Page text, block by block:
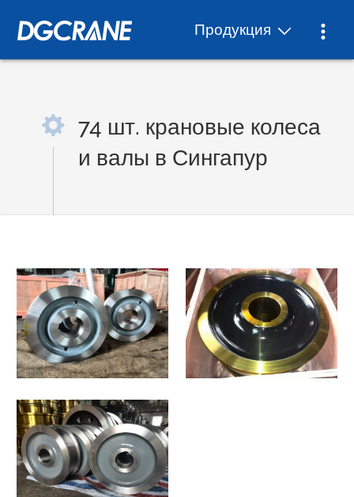
Продукция
74 шт. крановые колеса
и валы в Сингапур